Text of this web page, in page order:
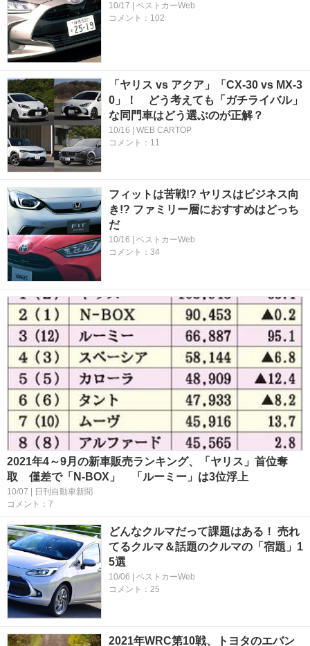
10/17 | ベストカーWeb
コメント：102
「ヤリス vs アクア」「CX-30 vs MX-3
0」！ どう考えても「ガチライバル」
な同門車はどう選ぶのが正解？
10/16 | WEB CARTOP
コメント：11
フィットは苦戦!? ヤリスはビジネス向
き!? ファミリー層におすすめはどっち
だ
10/16 | ベストカーWeb
コメント：34
2021年4～9月の新車販売ランキング、「ヤリス」首位奪
取 僅差で「N-BOX」 「ルーミー」は3位浮上
10/07 | 日刊自動車新聞
コメント：7
どんなクルマだって課題はある！ 売れ
てるクルマ＆話題のクルマの「宿題」1
5選
10/06 | ベストカーWeb
コメント：25
2021年WRC第10戦、トヨタのエバン